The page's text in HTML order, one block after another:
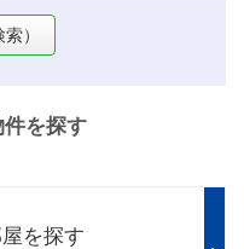
）
を探す
を探す